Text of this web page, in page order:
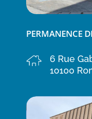
PERMANENCE
6 Rue
10100